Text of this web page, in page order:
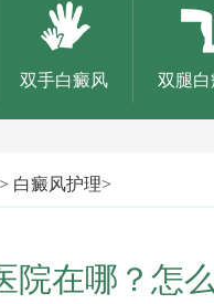
双手白癜风 双腿
> 白癜风护理>
院在哪？怎